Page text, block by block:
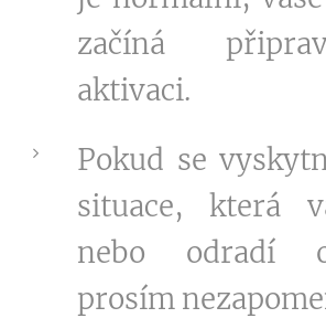
začíná
aktivaci.
Pokud se
situace, která
nebo odradí
prosím